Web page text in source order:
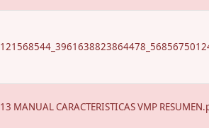
13 MANUAL CARACTERISTICAS VMP